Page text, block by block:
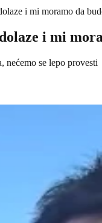
i mi moramo da
i mi
nećemo se lepo provesti